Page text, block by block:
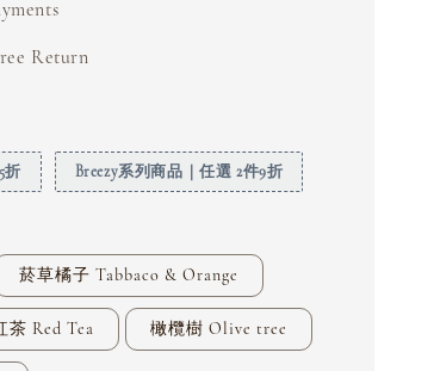
Return
折 Breezy系列商品｜任選 2件9折
菸草橘子 Tabbaco & Orange
茶 Red Tea 橄欖樹 Olive tree